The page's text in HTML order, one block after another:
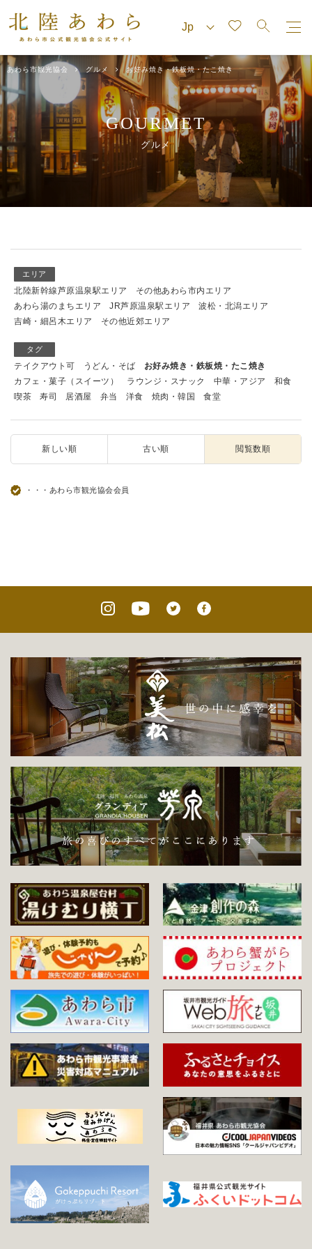
あわら市観光協会 グルメ お好み焼き・鉄板焼・たこ焼き
GOURMET
グルメ
エリア
北陸新幹線芦原温泉駅エリア
その他あわら市内エリア
あわら湯のまちエリア
JR芦原温泉駅エリア
波松・北潟エリア
吉崎・細呂木エリア
その他近郊エリア
タグ
テイクアウト可 うどん・そば
お好み焼き・鉄板焼・たこ焼き
カフェ・菓子（スイーツ）
ラウンジ・スナック 中華・アジア
和食
喫茶
寿司 居酒屋 弁当 洋食 焼肉・韓国 食堂
新しい順 古い順 閲覧数順
・・・あわら市観光協会会員